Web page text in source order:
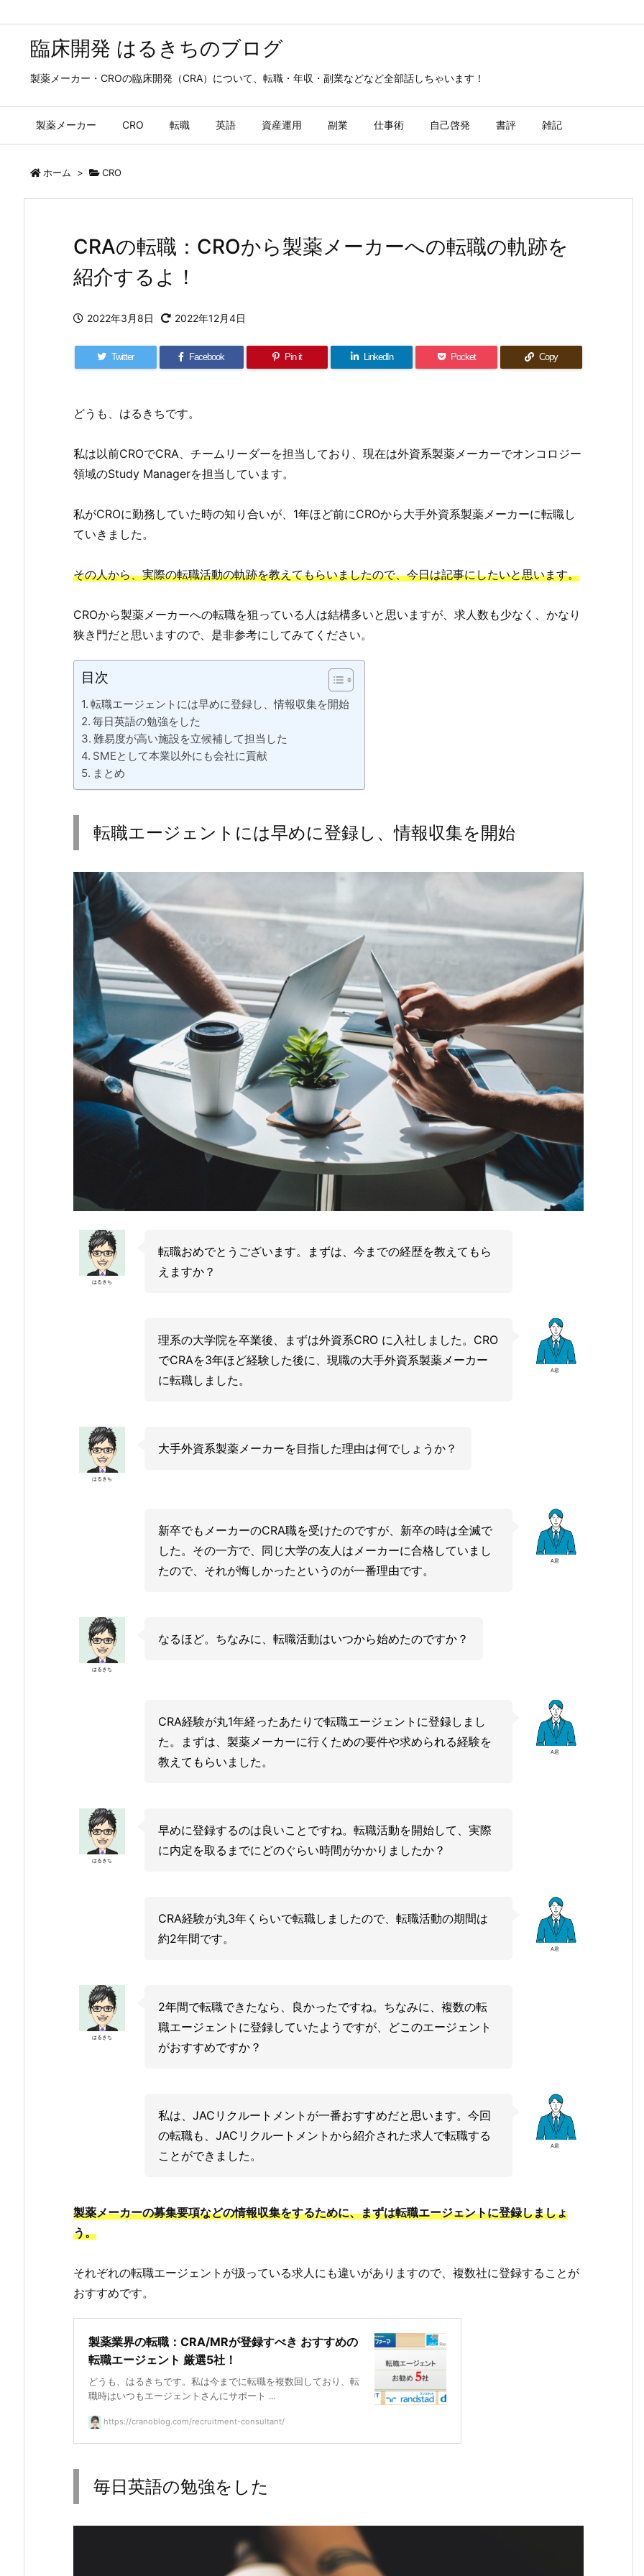
臨床開発 はるきちのブログ
製薬メーカー・CROの臨床開発（CRA）について、転職・年収・副業などなど全部話しちゃいます！
製薬メーカー CRO 転職 英語 資産運用 副業 仕事術 自己啓発 書評 雑記
ホーム > CRO
CRAの転職：CROから製薬メーカーへの転職の軌跡を
紹介するよ！
2022年3月8日 2022年12月4日
Twitter Facebook Pin it LinkedIn Pocket Copy
どうも、はるきちです。
私は以前CROでCRA、チームリーダーを担当しており、現在は外資系製薬メーカーでオンコロジー
領域のStudy Managerを担当しています。
私がCROに勤務していた時の知り合いが、1年ほど前にCROから大手外資系製薬メーカーに転職し
ていきました。
その人から、実際の転職活動の軌跡を教えてもらいましたので、今日は記事にしたいと思います。
CROから製薬メーカーへの転職を狙っている人は結構多いと思いますが、求人数も少なく、かなり
狭き門だと思いますので、是非参考にしてみてください。
目次
転職エージェントには早めに登録し、情報収集を開始
毎日英語の勉強をした
難易度が高い施設を立候補して担当した
SMEとして本業以外にも会社に貢献
まとめ
転職エージェントには早めに登録し、情報収集を開始
はるきち
転職おめでとうございます。まずは、今までの経歴を教えてもら
えますか？
A君
理系の大学院を卒業後、まずは外資系CRO に入社しました。CRO
でCRAを3年ほど経験した後に、現職の大手外資系製薬メーカー
に転職しました。
はるきち
大手外資系製薬メーカーを目指した理由は何でしょうか？
A君
新卒でもメーカーのCRA職を受けたのですが、新卒の時は全滅で
した。その一方で、同じ大学の友人はメーカーに合格していまし
たので、それが悔しかったというのが一番理由です。
はるきち
なるほど。ちなみに、転職活動はいつから始めたのですか？
A君
CRA経験が丸1年経ったあたりで転職エージェントに登録しまし
た。まずは、製薬メーカーに行くための要件や求められる経験を
教えてもらいました。
はるきち
早めに登録するのは良いことですね。転職活動を開始して、実際
に内定を取るまでにどのぐらい時間がかかりましたか？
A君
CRA経験が丸3年くらいで転職しましたので、転職活動の期間は
約2年間です。
はるきち
2年間で転職できたなら、良かったですね。ちなみに、複数の転
職エージェントに登録していたようですが、どこのエージェント
がおすすめですか？
A君
私は、JACリクルートメントが一番おすすめだと思います。今回
の転職も、JACリクルートメントから紹介された求人で転職する
ことができました。
製薬メーカーの募集要項などの情報収集をするために、まずは転職エージェントに登録しましょ
う。
それぞれの転職エージェントが扱っている求人にも違いがありますので、複数社に登録することが
おすすめです。
製薬業界の転職：CRA/MRが登録すべき おすすめの
転職エージェント 厳選5社！
どうも、はるきちです。私は今までに転職を複数回しており、転
職時はいつもエージェントさんにサポート ...
https://cranoblog.com/recruitment-consultant/
毎日英語の勉強をした